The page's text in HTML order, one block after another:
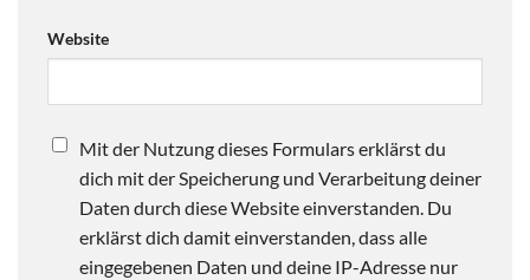
Website
Mit der Nutzung dieses Formulars erklärst du
dich mit der Speicherung und Verarbeitung deiner
Daten durch diese Website einverstanden. Du
erklärst dich damit einverstanden, dass alle
eingegebenen Daten und deine IP-Adresse nur